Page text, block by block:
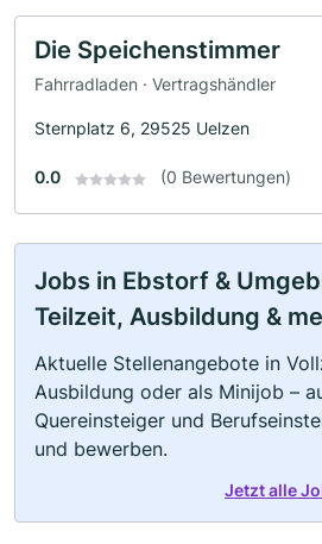
Die Speichenstimmer
Fahrradladen · Vertragshändler
Sternplatz 6, 29525 Uelzen
0.0 (0 Bewertungen)
Jobs in Ebstorf &
Teilzeit, Ausbildung &
Aktuelle Stellenangebote in
Ausbildung oder als Minijob –
Quereinsteiger und
und bewerben.
Jetzt alle